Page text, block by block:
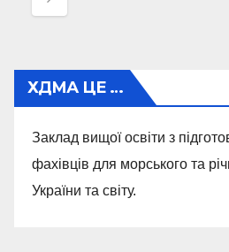
ХДМА ЦЕ …
Заклад вищої освіти з
фахівців для морського та
України та світу.